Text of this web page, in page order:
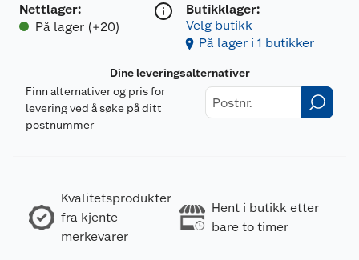
Nettlager:
På lager (+20)
Butikklager:
Velg butikk
På lager i 1 butikker
Dine leveringsalternativer
Finn alternativer og pris for
levering ved å søke på ditt
postnummer
Kvalitetsprodukter
fra kjente
merkevarer
Hent i butikk etter
bare to timer